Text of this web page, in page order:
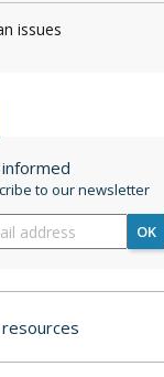
issues
to our newsletter
OK